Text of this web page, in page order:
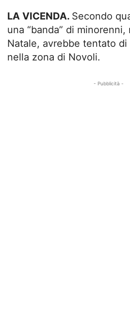
LA VICENDA. Secondo
una “banda” di
Natale, avrebbe tentato
nella zona di Novoli.
- Pubblicità -